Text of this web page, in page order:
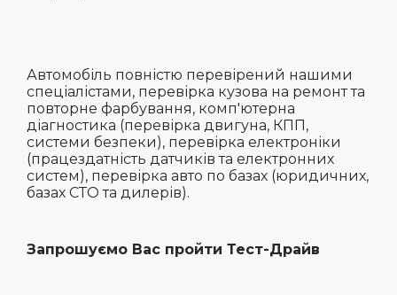
Автомобіль повністю перевірений нашими
спеціалістами, перевірка кузова на ремонт та
повторне фарбування, комп'ютерна
діагностика (перевірка двигуна, КПП,
системи безпеки), перевірка електроніки
(працездатність датчиків та електронних
систем), перевірка авто по базах (юридичних,
базах СТО та дилерів).
Запрошуємо Вас пройти Тест-Драйв